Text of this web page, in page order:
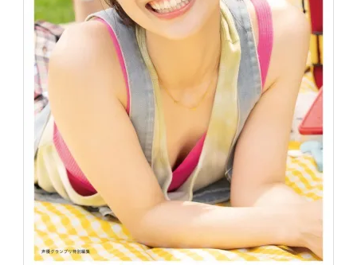
雑誌
S Cawaii! ME
声優写真集・フォトブック
声優グッズ
グラビア
アイドル・タレント
ヒーロー文庫